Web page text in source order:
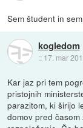
Sem študent in
kogledom
:: 17. mar
Kar jaz pri tem
pristojnih
parazitom, ki širijo
domov pred